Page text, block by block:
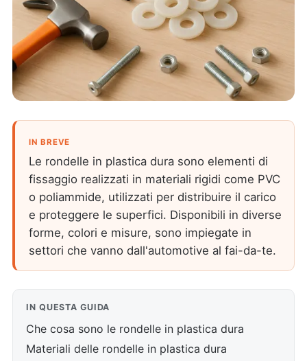
IN BREVE
Le rondelle in plastica dura sono elementi di
fissaggio realizzati in materiali rigidi come PVC
o poliammide, utilizzati per distribuire il carico
e proteggere le superfici. Disponibili in diverse
forme, colori e misure, sono impiegate in
settori che vanno dall'automotive al fai-da-te.
IN QUESTA GUIDA
Che cosa sono le rondelle in plastica dura
Materiali delle rondelle in plastica dura